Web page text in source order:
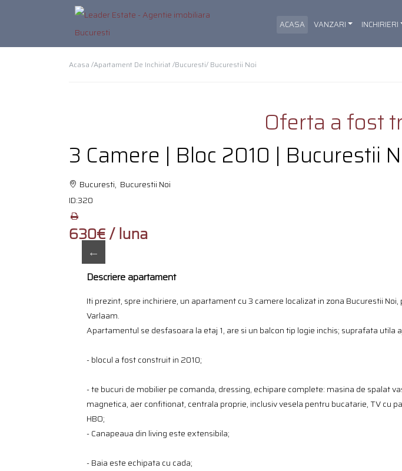
ACASA VANZARI INCHIRIERI
Acasa /Apartament De Inchiriat /Bucuresti/ Bucurestii Noi
Oferta a fost
3 Camere | Bloc 2010 | Bucurestii
Bucuresti, Bucurestii Noi
ID:320
630€ / luna
Descriere apartament
Iti prezint, spre inchiriere, un apartament cu 3 camere localizat in zona Bucurestii
Varlaam.
Apartamentul se desfasoara la etaj 1, are si un balcon tip logie inchis; suprafata utila
- blocul a fost construit in 2010;
- te bucuri de mobilier pe comanda, dressing, echipare complete: masina de spalat
magnetica, aer confitionat, centrala proprie, inclusiv vesela pentru bucatarie, TV cu
HBO;
- Canapeaua din living este extensibila;
- Baia este echipata cu cada;